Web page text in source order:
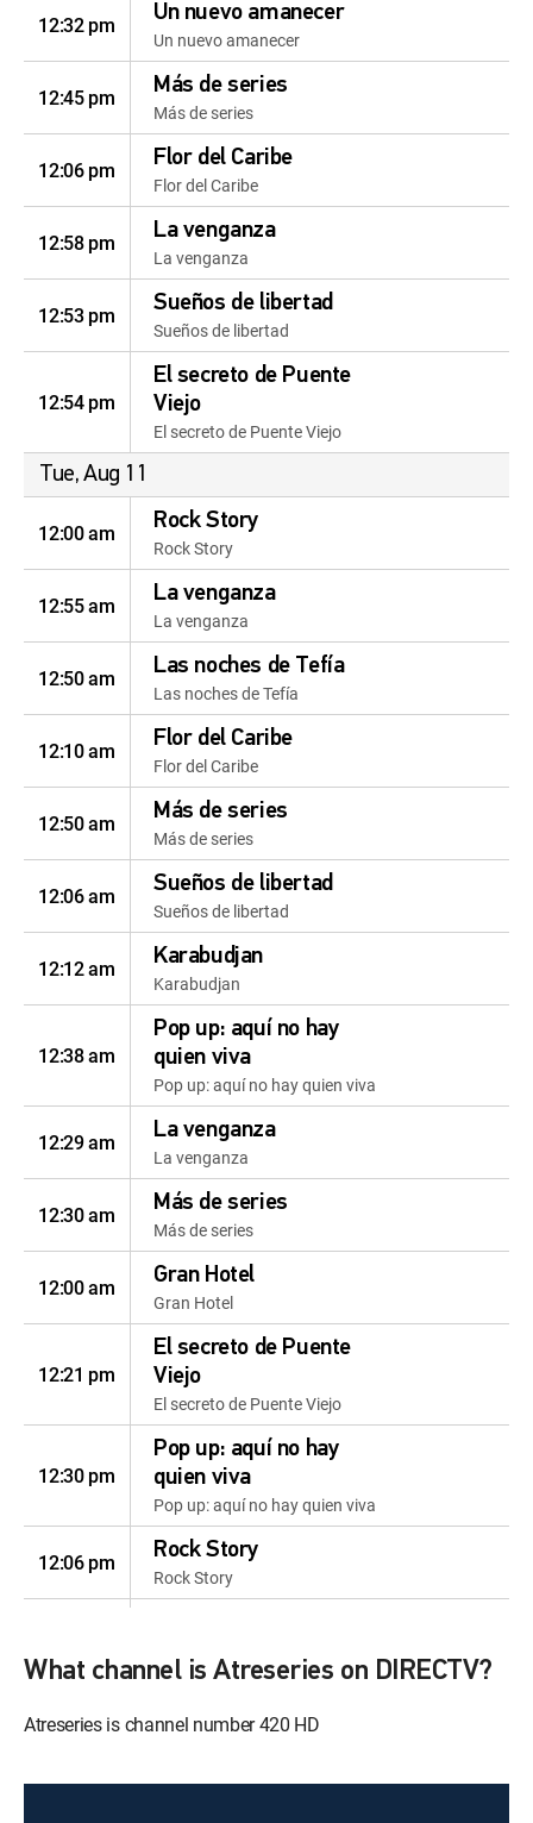
12:32 pm Un nuevo amanecer
Un nuevo amanecer
12:45 pm Más de series
Más de series
12:06 pm Flor del Caribe
Flor del Caribe
12:58 pm La venganza
La venganza
12:53 pm Sueños de libertad
Sueños de libertad
12:54 pm
El secreto de Puente
Viejo
El secreto de Puente Viejo
Tue, Aug 11
12:00 am Rock Story
Rock Story
12:55 am La venganza
La venganza
12:50 am Las noches de Tefía
Las noches de Tefía
12:10 am Flor del Caribe
Flor del Caribe
12:50 am Más de series
Más de series
12:06 am Sueños de libertad
Sueños de libertad
12:12 am Karabudjan
Karabudjan
12:38 am
Pop up: aquí no hay
quien viva
Pop up: aquí no hay quien viva
12:29 am La venganza
La venganza
12:30 am Más de series
Más de series
12:00 am Gran Hotel
Gran Hotel
12:21 pm
El secreto de Puente
Viejo
El secreto de Puente Viejo
12:30 pm
Pop up: aquí no hay
quien viva
Pop up: aquí no hay quien viva
12:06 pm Rock Story
Rock Story
Más de series
12:18 pm
What channel is Atreseries on DIRECTV?
Atreseries is channel number 420 HD